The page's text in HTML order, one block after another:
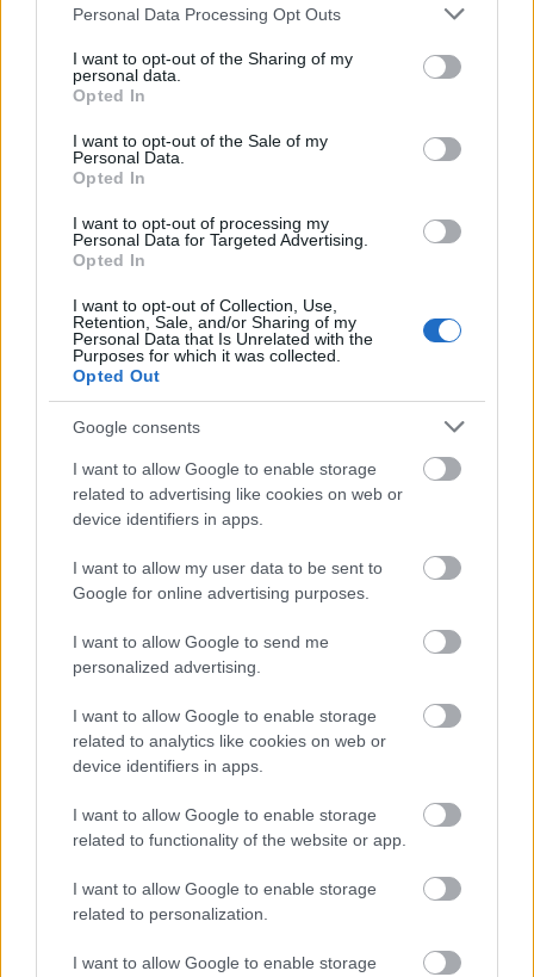
Please note that this website/app uses one or more Google
not limited to your visit or usage behaviour. You may click to
grant or deny consent to Google and its third-party tags to
use your data for below specified purposes in below Google
consent section.
Personal Data Processing Opt Outs
I want to opt-out of the Sharing of my
personal data.
Opted In
I want to opt-out of the Sale of my
Personal Data.
Opted In
I want to opt-out of processing my
Personal Data for Targeted Advertising.
Opted In
I want to opt-out of Collection, Use,
Retention, Sale, and/or Sharing of my
Personal Data that Is Unrelated with the
Purposes for which it was collected.
Opted Out
Google consents
I want to allow Google to enable storage
related to advertising like cookies on web or
device identifiers in apps.
I want to allow my user data to be sent to
Google for online advertising purposes.
I want to allow Google to send me
personalized advertising.
I want to allow Google to enable storage
related to analytics like cookies on web or
device identifiers in apps.
I want to allow Google to enable storage
related to functionality of the website or app.
I want to allow Google to enable storage
related to personalization.
I want to allow Google to enable storage
Forrás:Hollywood Reporter
Johnny Depp Könnyűzene
„NEM TÖBB EZER EMBERRE UTAZUNK, HANEM
EGY VÁLOGATOTT TÁRSASÁGRA”